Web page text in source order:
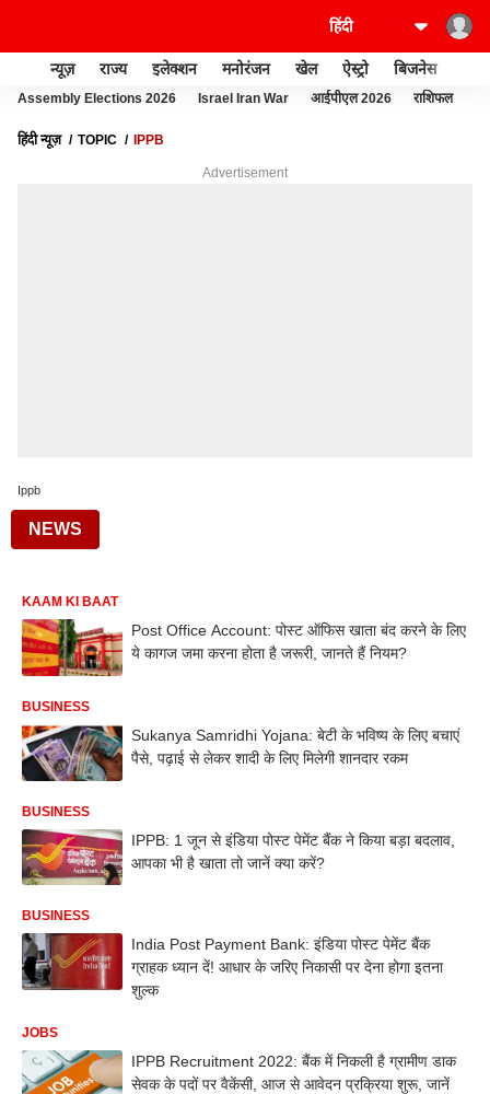
न्यूज़ राज्य इलेक्शन मनोरंजन खेल ऐस्ट्रो बिजनेस
Assembly Elections 2026 Israel Iran War आईपीएल 2026 राशिफल
हिंदी न्यूज़ TOPIC IPPB
Advertisement
Ippb
NEWS
KAAM KI BAAT
Post Office Account: पोस्ट ऑफिस खाता बंद करने के लिए
ये कागज जमा करना होता है जरूरी, जानते हैं नियम?
BUSINESS
Sukanya Samridhi Yojana: बेटी के भविष्य के लिए बचाएं
पैसे, पढ़ाई से लेकर शादी के लिए मिलेगी शानदार रकम
BUSINESS
IPPB: 1 जून से इंडिया पोस्ट पेमेंट बैंक ने किया बड़ा बदलाव,
आपका भी है खाता तो जानें क्या करें?
BUSINESS
India Post Payment Bank: इंडिया पोस्ट पेमेंट बैंक
ग्राहक ध्यान दें! आधार के जरिए निकासी पर देना होगा इतना
शुल्क
JOBS
IPPB Recruitment 2022: बैंक में निकली है ग्रामीण डाक
सेवक के पदों पर वैकेंसी, आज से आवेदन प्रक्रिया शुरू, जानें